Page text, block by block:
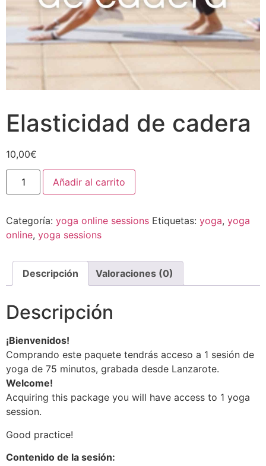
Elasticidad de cadera
10,00€
Añadir al carrito
Categoría: yoga online sessions Etiquetas: yoga, yoga
online, yoga sessions
Descripción Valoraciones (0)
Descripción
¡Bienvenidos!
Comprando este paquete tendrás acceso a 1 sesión de
yoga de 75 minutos, grabada desde Lanzarote.
Welcome!
Acquiring this package you will have access to 1 yoga
session.
Good practice!
Contenido de la sesión: